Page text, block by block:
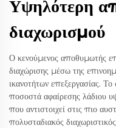
Υψηλότερη
διαχωρισμού
Ο κενούμενος αποθυμωτής
διαχώρισης μέσω της
ικανοτήτων επεξεργασίας.
ποσοστά αφαίρεσης λάδιου
που αντιστοιχεί στις πιο
πολυσταδιακός